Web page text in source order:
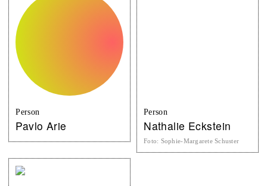
Person
Pavlo Arie
Person
Nathalie Eckstein
Foto: Sophie-Margarete Schuster